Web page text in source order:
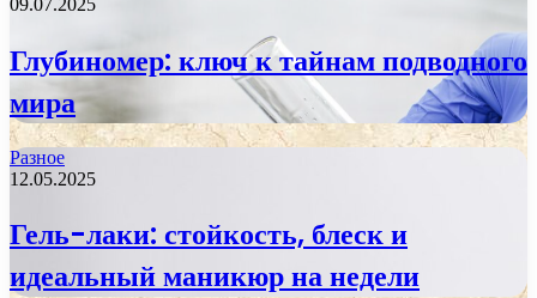
Глубиномер: ключ к тайнам подводного
мира
Разное
12.05.2025
Гель-лаки: стойкость, блеск и
идеальный маникюр на недели